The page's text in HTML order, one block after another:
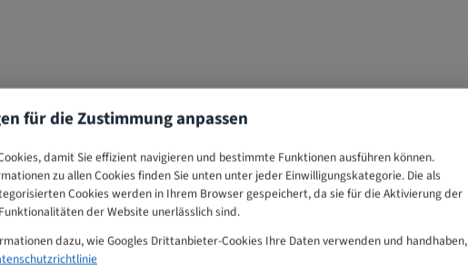
für die Zustimmung anpassen
damit Sie effizient navigieren und bestimmte Funktionen ausführen können.
zu allen Cookies finden Sie unten unter jeder Einwilligungskategorie. Die als
Cookies werden in Ihrem Browser gespeichert, da sie für die Aktivierung der
der Website unerlässlich sind.
dazu, wie Googles Drittanbieter-Cookies Ihre Daten verwenden und handhaben,